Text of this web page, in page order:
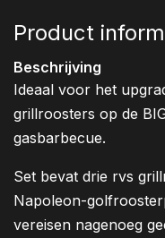
Product
Beschrijving
Ideaal voor het
grillroosters op de
gasbarbecue.
Set bevat drie rvs
Napoleon-
vereisen nagenoeg